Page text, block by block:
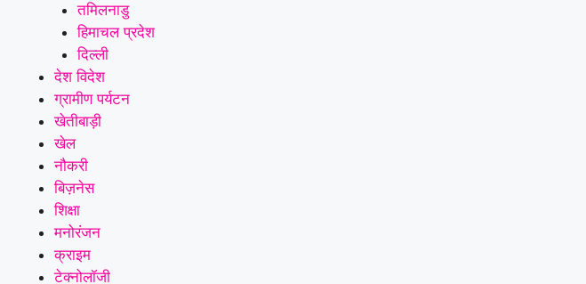
तमिलनाडु
हिमाचल प्रदेश
दिल्ली
देश विदेश
ग्रामीण पर्यटन
खेतीबाड़ी
खेल
नौकरी
बिज़नेस
शिक्षा
मनोरंजन
क्राइम
टेक्नोलॉजी